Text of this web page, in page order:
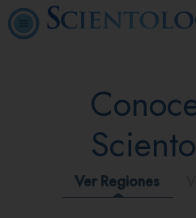
Ver Regiones